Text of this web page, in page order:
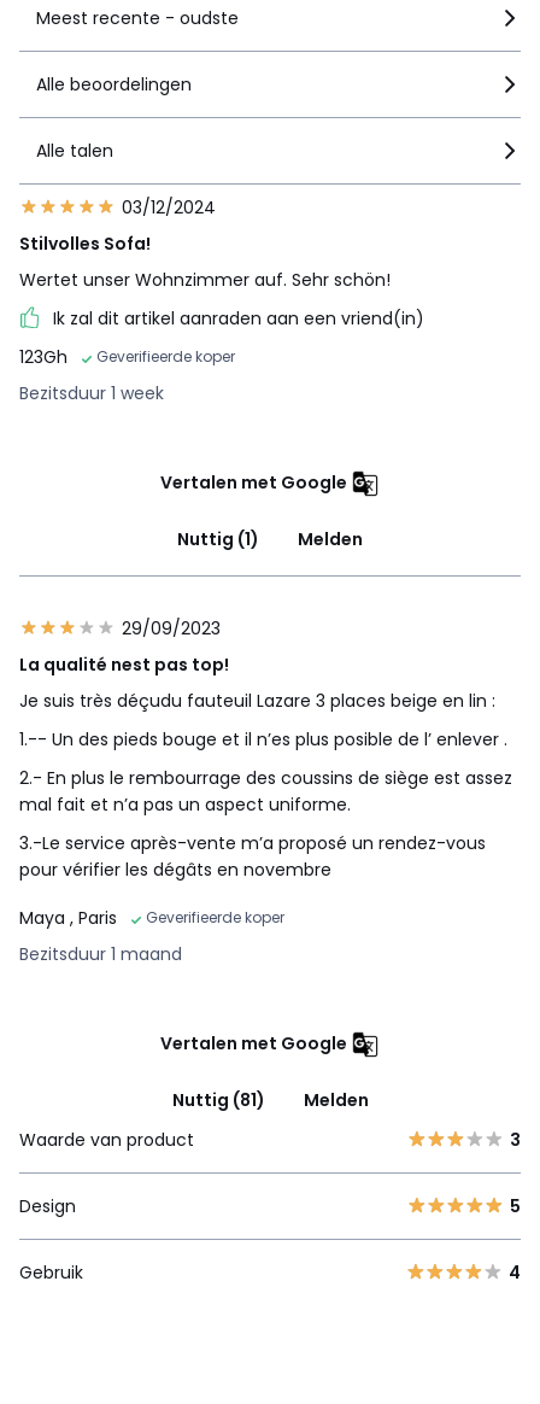
polyester watten
Onderhoud
• Volledig afhoesbaar
Kwaliteit
structuur
Levering
! .
•MADE IN EUROPE
bekleding en kleur. Geen overproductie, geen onnodig
gebruik van grondstoffen.
gecertificeerd hout komt uit ecologisch, sociaal en
Kleuren Beige , Schors, Antraciet
Maten 3-zit, 4-zit, 5-zit
Downloads
Monteerplan
Meest recente - oudste
Alle beoordelingen
Alle talen
03/12/2024
Stilvolles Sofa!
Wertet unser Wohnzimmer auf. Sehr schön!
Ik zal dit artikel aanraden aan een vriend(in)
123Gh
Geverifieerde koper
Bezitsduur 1 week
Vertalen met Google
Nuttig (1) Melden
29/09/2023
La qualité nest pas top!
Je suis très déçudu fauteuil Lazare 3 places beige en lin :
1.-- Un des pieds bouge et il n’es plus posible de l’ enlever .
2.- En plus le rembourrage des coussins de siège est assez
mal fait et n’a pas un aspect uniforme.
3.-Le service après-vente m’a proposé un rendez-vous
pour vérifier les dégâts en novembre
Maya , Paris Geverifieerde koper
Bezitsduur 1 maand
Vertalen met Google
Nuttig (81)
Melden
Waarde van product
3
Design 5
Gebruik 4